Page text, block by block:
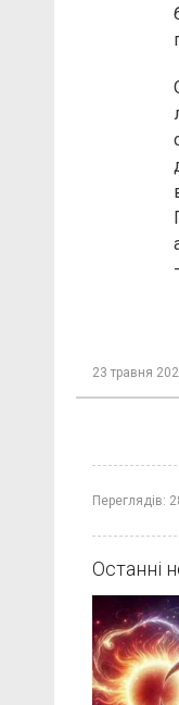
23 травня
Переглядів:
Останні